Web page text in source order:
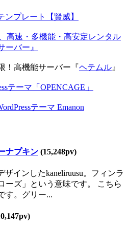
ンプレート【賢威】
高速・多機能・高安定レンタル
ーバー』
！高機能サーバー『ヘテムル 』
テーマ「OPENCAGE」
テーマ Emanon
ナプキン (15,248pv)
ザインしたkaneliruusu。フィンラ
ーズ」という意味です。 こちら
す。グリー...